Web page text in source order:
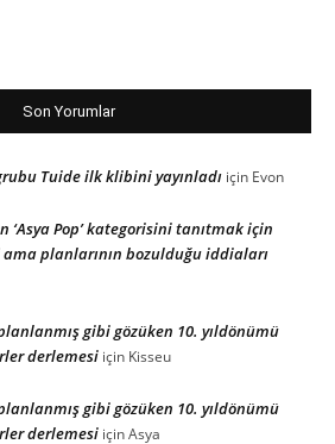
Son Yorumlar
Tuide ilk klibini yayınladı için Evon
‘Asya Pop’ kategorisini tanıtmak için
planlarının bozulduğu iddiaları
gibi gözüken 10. yıldönümü
derlemesi için Kisseu
gibi gözüken 10. yıldönümü
derlemesi içinAsya